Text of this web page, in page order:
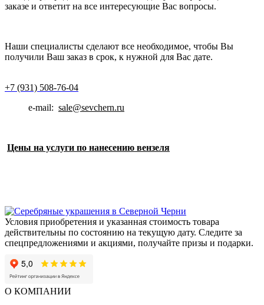
заказе и ответит на все интересующие Вас вопросы.
Наши специалисты сделают все необходимое, чтобы Вы
получили Ваш заказ в срок, к нужной для Вас дате.
+7 (931) 508-76-04
e-mail: sale@sevchern.ru
Цены на услуги по нанесению вензеля
Условия приобретения и указанная стоимость товара
действительны по состоянию на текущую дату. Следите за
спецпредложениями и акциями, получайте призы и подарки.
О КОМПАНИИ